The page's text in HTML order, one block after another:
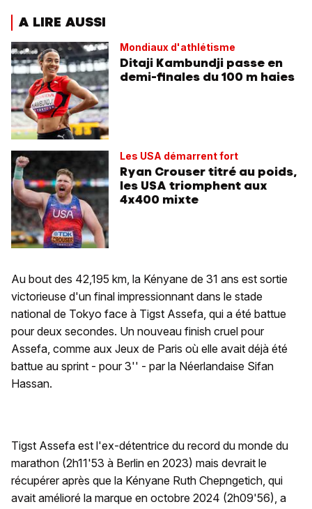
A LIRE AUSSI
Mondiaux d'athlétisme
Ditaji Kambundji passe en
demi-finales du 100 m haies
Les USA démarrent fort
Ryan Crouser titré au poids,
les USA triomphent aux
4x400 mixte
Au bout des 42,195 km, la Kényane de 31 ans est sortie
victorieuse d'un final impressionnant dans le stade
national de Tokyo face à Tigst Assefa, qui a été battue
pour deux secondes. Un nouveau finish cruel pour
Assefa, comme aux Jeux de Paris où elle avait déjà été
battue au sprint - pour 3'' - par la Néerlandaise Sifan
Hassan.
Tigst Assefa est l'ex-détentrice du record du monde du
marathon (2h11'53 à Berlin en 2023) mais devrait le
récupérer après que la Kényane Ruth Chepngetich, qui
avait amélioré la marque en octobre 2024 (2h09'56), a